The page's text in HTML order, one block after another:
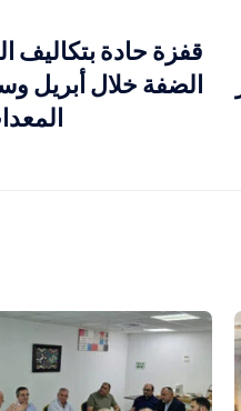
قفزة حادة بتكاليف
الضفة خلال أبريل